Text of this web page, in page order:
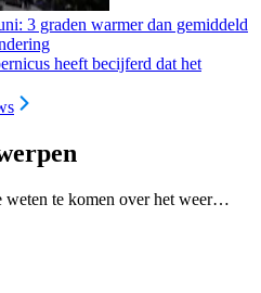
3 graden warmer dan gemiddeld
heeft becijferd dat het
weten te komen over het weer…